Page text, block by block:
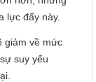
lực đẩy này.
giảm về mức
suy yếu